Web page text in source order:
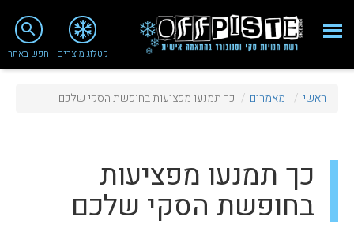
close
ציוד סקי
סניף רעננה
קטלוג מוצרים
search
חפש באתר
ראשי מאמרים כך תמנעו מפציעות בחופשת הסקי שלכם
כך תמנעו מפציעות
בחופשת הסקי שלכם